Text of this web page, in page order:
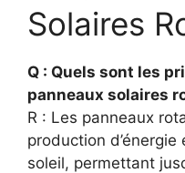
Solaires
Q : Quels sont les
panneaux solaires
R : Les panneaux
production
soleil, permettant